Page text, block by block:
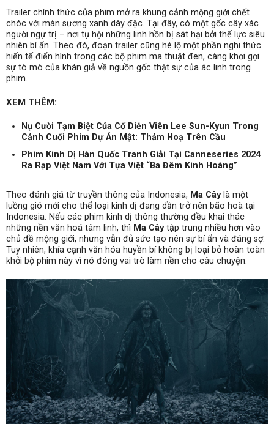
Trailer chính thức của phim mở ra khung cảnh mộng giới chết
chóc với màn sương xanh dày đặc. Tại đây, có một gốc cây xác
người ngự trị – nơi tụ hội những linh hồn bị sát hại bởi thế lực siêu
nhiên bí ẩn. Theo đó, đoạn trailer cũng hé lộ một phần nghi thức
hiến tế điển hình trong các bộ phim ma thuật đen, càng khơi gợi
sự tò mò của khán giả về nguồn gốc thật sự của ác linh trong
phim.
XEM THÊM:
Nụ Cười Tạm Biệt Của Cố Diễn Viên Lee Sun-Kyun Trong
Cảnh Cuối Phim Dự Án Mật: Thảm Hoạ Trên Cầu
Phim Kinh Dị Hàn Quốc Tranh Giải Tại Canneseries 2024
Ra Rạp Việt Nam Với Tựa Việt “Ba Đêm Kinh Hoàng”
Theo đánh giá từ truyền thông của Indonesia, Ma Câylà một
luồng gió mới cho thể loại kinh dị đang dần trở nên bão hoà tại
Indonesia. Nếu các phim kinh dị thông thường đều khai thác
những nền văn hoá tâm linh, thì Ma Câytập trung nhiều hơn vào
chủ đề mộng giới, nhưng vẫn đủ sức tạo nên sự bí ẩn và đáng sợ.
Tuy nhiên, khía cạnh văn hóa huyền bí không bị loại bỏ hoàn toàn
khỏi bộ phim này vì nó đóng vai trò làm nền cho câu chuyện.